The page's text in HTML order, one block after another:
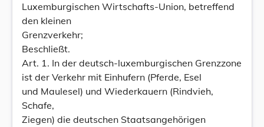
Luxemburgischen Wirtschafts-Union, betreffend
den kleinen
Grenzverkehr;
Beschließt.
Art. 1. In der deutsch-luxemburgischen Grenzzone
ist der Verkehr mit Einhufern (Pferde, Esel
und Maulesel) und Wiederkauern (Rindvieh,
Schafe,
Ziegen) die deutschen Staatsangehörigen